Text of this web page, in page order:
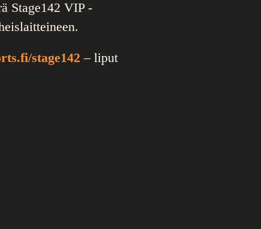
Stage142 VIP -
stage142 – liput